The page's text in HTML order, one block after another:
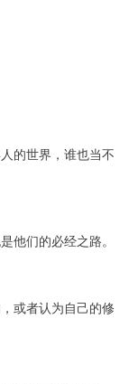
的世界，谁也当不
他们的必经之路。
或者认为自己的修